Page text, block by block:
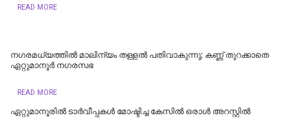
READ MORE
നഗരമധ്യത്തില്‍ മാലിന്യം തള്ളല്‍ പതിവാകുന്നു; കണ്ണ് തുറക്കാതെ
ഏറ്റുമാനൂര്‍ നഗരസഭ
READ MORE
ഏറ്റുമാനൂരില്‍ ടാർവീപ്പകൾ മോഷ്ടിച്ച കേസിൽ ഒരാൾ അറസ്റ്റിൽ